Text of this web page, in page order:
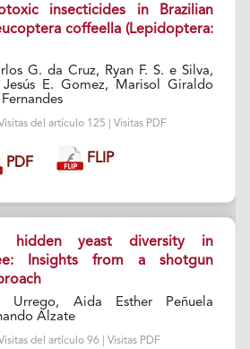
insecticides in Brazilian
coffeella (Lepidoptera:
G. da Cruz, Ryan F. S. e Silva,
E. Gomez, Marisol Giraldo
del artículo 125 | Visitas PDF
PDF FLIP
hidden yeast diversity in
Insights from a shotgun
Urrego, Aida Esther Peñuela
Alzate
del artículo 96 | Visitas PDF